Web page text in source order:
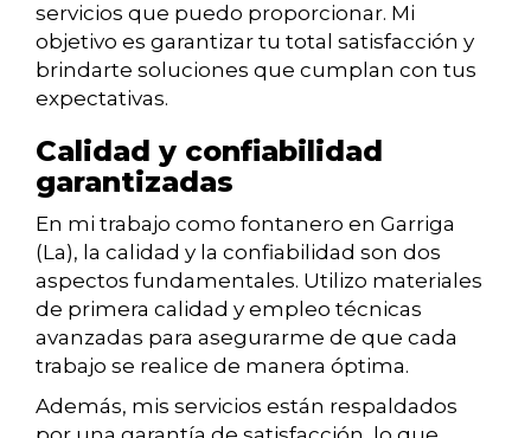
servicios que puedo proporcionar. Mi
objetivo es garantizar tu total satisfacción y
brindarte soluciones que cumplan con tus
expectativas.
Calidad y confiabilidad
garantizadas
En mi trabajo como fontanero en Garriga
(La), la calidad y la confiabilidad son dos
aspectos fundamentales. Utilizo materiales
de primera calidad y empleo técnicas
avanzadas para asegurarme de que cada
trabajo se realice de manera óptima.
Además, mis servicios están respaldados